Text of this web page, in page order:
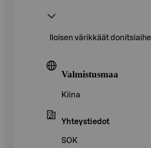
Iloisen värikkäät
Valmistusmaa
Kiina
Yhteystiedot
SOK